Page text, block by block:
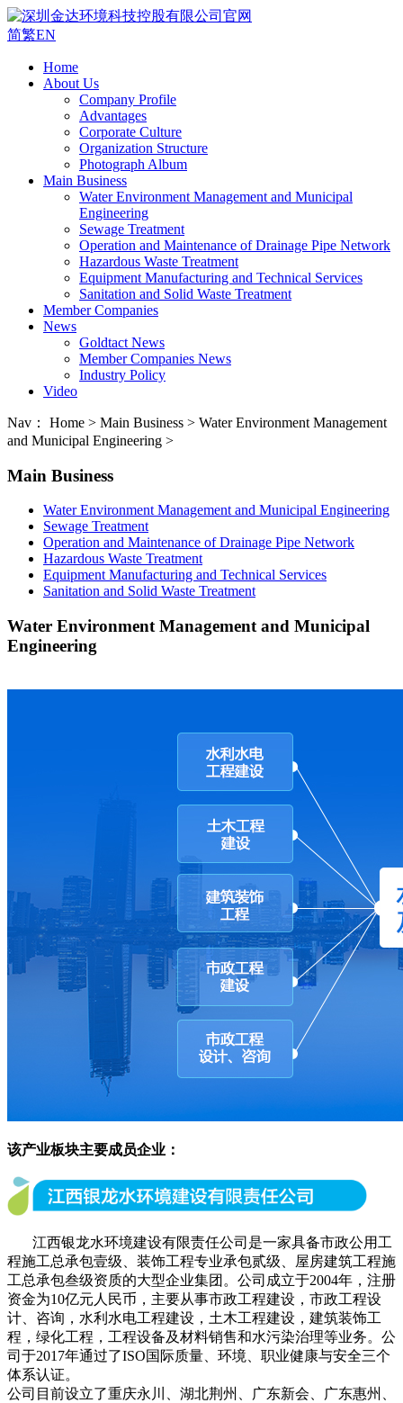
简繁EN
Home
About Us
Company Profile
Advantages
Corporate Culture
Organization Structure
Photograph Album
Main Business
Water Environment Management and Municipal
Engineering
Sewage Treatment
Operation and Maintenance of Drainage Pipe Network
Hazardous Waste Treatment
Equipment Manufacturing and Technical Services
Sanitation and Solid Waste Treatment
Member Companies
News
Goldtact News
Member Companies News
Industry Policy
Video
Nav： Home > Main Business > Water Environment Management
and Municipal Engineering >
Main Business
Water Environment Management and Municipal Engineering
Sewage Treatment
Operation and Maintenance of Drainage Pipe Network
Hazardous Waste Treatment
Equipment Manufacturing and Technical Services
Sanitation and Solid Waste Treatment
Water Environment Management and Municipal
Engineering
该产业板块主要成员企业：
江西银龙水环境建设有限责任公司是一家具备市政公用工
程施工总承包壹级、装饰工程专业承包贰级、屋房建筑工程施
工总承包叁级资质的大型企业集团。公司成立于2004年，注册
资金为10亿元人民币，主要从事市政工程建设，市政工程设
计、咨询，水利水电工程建设，土木工程建设，建筑装饰工
程，绿化工程，工程设备及材料销售和水污染治理等业务。公
司于2017年通过了ISO国际质量、环境、职业健康与安全三个
体系认证。
公司目前设立了重庆永川、湖北荆州、广东新会、广东惠州、